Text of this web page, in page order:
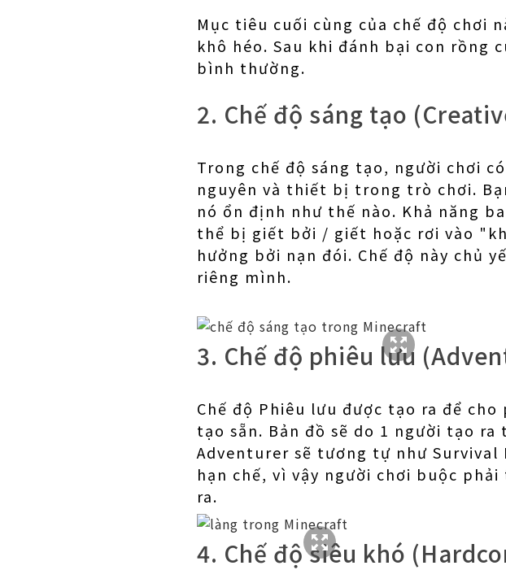
Mục tiêu cuối cùng của chế độ chơi
khô héo. Sau khi đánh bại con
bình thường.
2. Chế độ sáng tạo
Trong chế độ sáng tạo, người chơi
nguyên và thiết bị trong trò chơi.
nó ổn định như thế nào. Khả năng
thể bị giết bởi / giết hoặc rơi vào
hưởng bởi nạn đói. Chế độ này chủ
riêng mình.
3. Chế độ phiêu lưu
Chế độ Phiêu lưu được tạo ra để
tạo sẵn. Bản đồ sẽ do 1 người tạo
Adventurer sẽ tương tự như Survival
hạn chế, vì vậy người chơi buộc
ra.
4. Chế độ siêu khó